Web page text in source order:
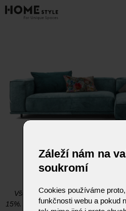
AKCE -
Všechny modely značky
15%.
A navíc včetně dopravy a
Záleží nám na
soukromí
Cookies používáme
funkčnosti webu a pokud